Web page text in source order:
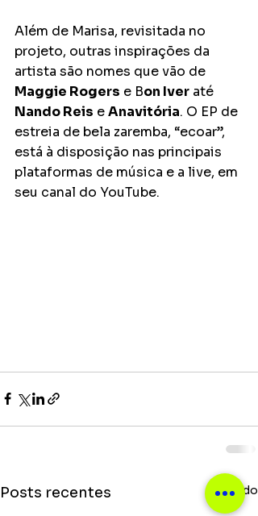
Além de Marisa, revisitada no
projeto, outras inspirações da
artista são nomes que vão de
Maggie Rogers e Bon Iver até
Nando Reis e Anavitória. O EP de
estreia de bela zaremba, “ecoar”,
está à disposição nas principais
plataformas de música e a live, em
seu canal do YouTube.
Posts recentes Ver tudo